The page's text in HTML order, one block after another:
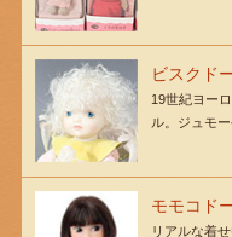
ビスクド
19世紀ヨー
ル。ジュモ
モモコド
リアルな着